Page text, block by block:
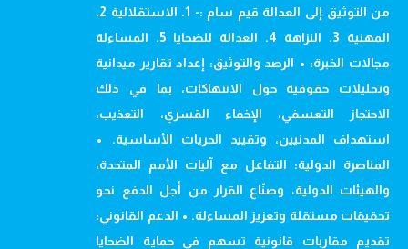
من التوثيق إلى العدالة قيم سام :- 1. الاستقلالية 2.
المهنية 3. النزاهة 4. العدالة للضحايا 5. المساءلة
مجالات الخبرة: • الرصد والتوثيق: إعداد تقارير ميدانية
وتحليلات حقوقية حول الانتهاكات، بما في ذلك
الاحتجاز التعسفي، الإخفاء القسري، التعذيب،
استهداف المدنيين، وتقييد الحريات الأساسية. •
المناصرة الدولية: التفاعل مع آليات الأمم المتحدة،
والهيئات الدولية، وصنّاع القرار من أجل الدفع نحو
تحقيقات مستقلة وتعزيز المساءلة. • الدعم القانوني:
تقديم مقاربات قانونية تسهم في حماية الضحايا